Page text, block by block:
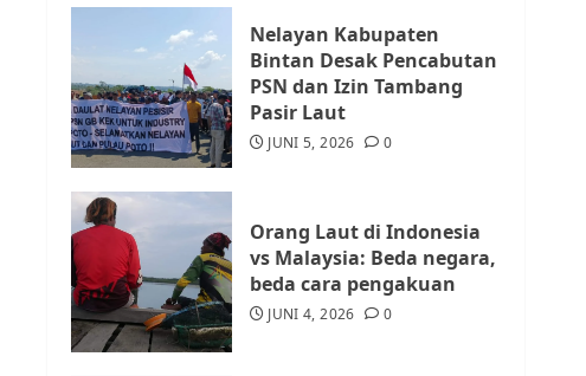
4
Warga Rempang Ajukan
Audiensi dengan Wali
Kota Batam, Soroti
Aktivitas yang Resahkan
Warga
5
Tim Advokasi Desak BP
Batam Berhenti
Merampas Tanah Warga
Rempang
Nelayan Kabupaten
Bintan Desak Pencabutan
PSN dan Izin Tambang
Pasir Laut
JUNI 5, 2026 0
Orang Laut di Indonesia
vs Malaysia: Beda negara,
beda cara pengakuan
JUNI 4, 2026 0